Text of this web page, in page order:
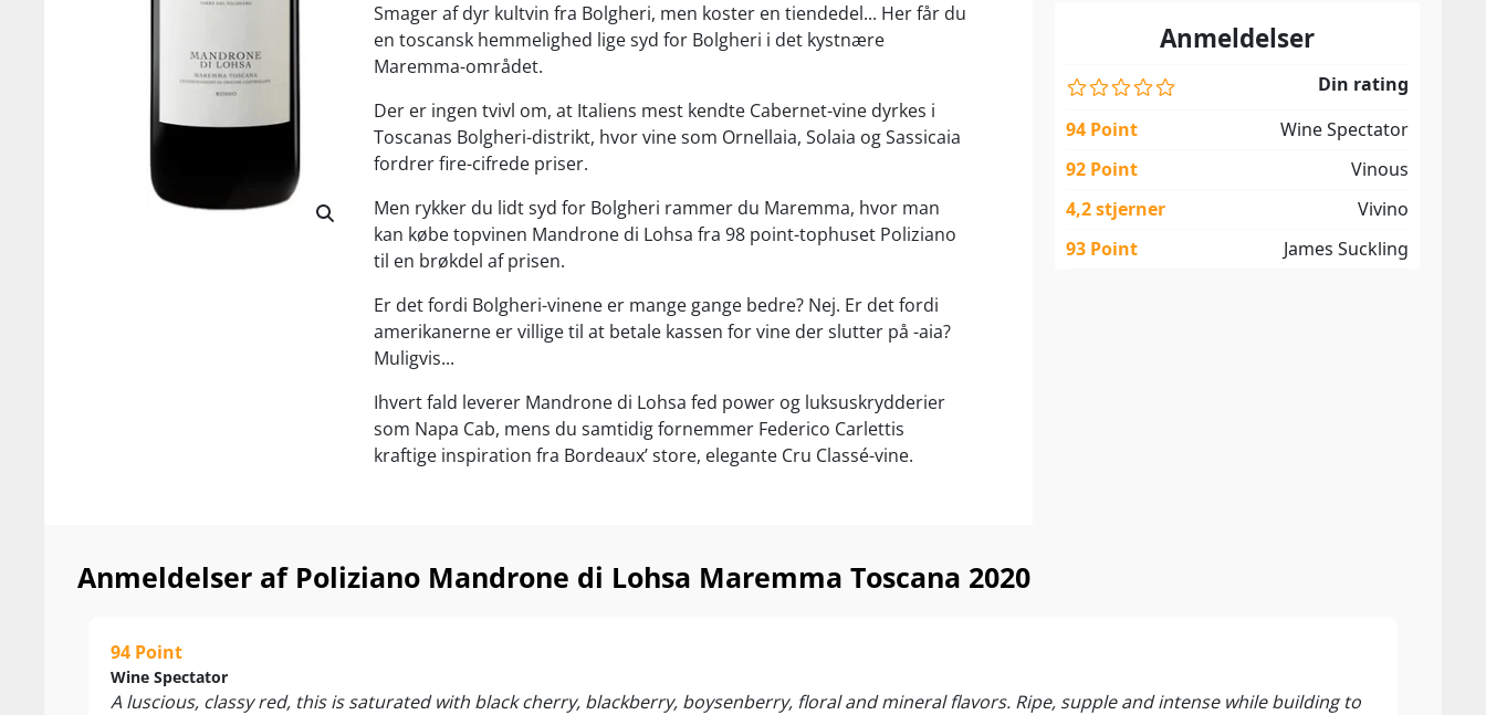
Smager af dyr kultvin fra Bolgheri, men koster en tiendedel... Her får du
en toscansk hemmelighed lige syd for Bolgheri i det kystnære
Maremma-området.
Der er ingen tvivl om, at Italiens mest kendte Cabernet-vine dyrkes i
Toscanas Bolgheri-distrikt, hvor vine som Ornellaia, Solaia og Sassicaia
fordrer fire-cifrede priser.
Men rykker du lidt syd for Bolgheri rammer du Maremma, hvor man
kan købe topvinen Mandrone di Lohsa fra 98 point-tophuset Poliziano
til en brøkdel af prisen.
Er det fordi Bolgheri-vinene er mange gange bedre? Nej. Er det fordi
amerikanerne er villige til at betale kassen for vine der slutter på -aia?
Muligvis...
Ihvert fald leverer Mandrone di Lohsa fed power og luksuskrydderier
som Napa Cab, mens du samtidig fornemmer Federico Carlettis
kraftige inspiration fra Bordeaux’ store, elegante Cru Classé-vine.
nogle af de bedste Supertoscanere til prisen fra deres marker i
16)
Anmeldelser
Din rating
94 Point
Wine Spectator
92 Point
Vinous
4,2 stjerner
Vivino
93 Point
James Suckling
Anmeldelser af Poliziano Mandrone di Lohsa Maremma Toscana 2020
94 Point
Wine Spectator
A luscious, classy red, this is saturated with black cherry, blackberry, boysenberry, floral and mineral flavors. Ripe, supple and intense while building to